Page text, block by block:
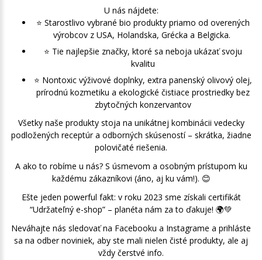
U nás nájdete:
⭐️ Starostlivo vybrané bio produkty priamo od overených
výrobcov z USA, Holandska, Grécka a Belgicka.
⭐️ Tie najlepšie značky, ktoré sa neboja ukázať svoju
kvalitu
⭐️ Nontoxic výživové doplnky, extra panenský olivový olej,
prírodnú kozmetiku a ekologické čistiace prostriedky bez
zbytočných konzervantov
Všetky naše produkty stoja na unikátnej kombinácii vedecky
podložených receptúr a odborných skúseností – skrátka, žiadne
polovičaté riešenia.
A ako to robíme u nás? S úsmevom a osobným prístupom ku
každému zákazníkovi (áno, aj ku vám!). 😊
Ešte jeden powerful fakt: v roku 2023 sme získali certifikát
“Udržateľný e-shop” – planéta nám za to ďakuje! 🌍💚
Neváhajte nás sledovať na Facebooku a Instagrame a prihláste
sa na odber noviniek, aby ste mali nielen čisté produkty, ale aj
vždy čerstvé info.